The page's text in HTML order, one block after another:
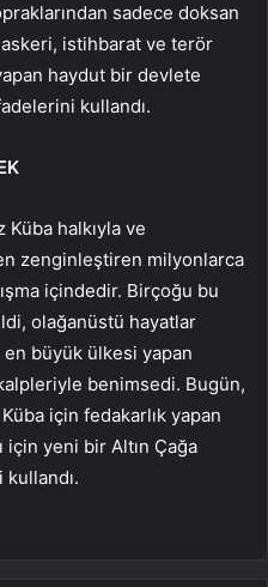
sadece doksan
askeri, istihbarat ve terör
haydut bir devlete
kullandı.
Küba halkıyla ve
zenginleştiren milyonlarca
içindedir. Birçoğu bu
olağanüstü hayatlar
en büyük ülkesi yapan
benimsedi. Bugün,
için fedakarlık yapan
için yeni bir Altın Çağa